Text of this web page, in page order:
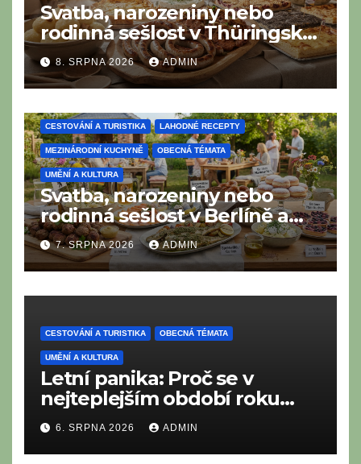
Svatba, narozeniny nebo
rodinná sešlost v Thüringsku:
Co nesmí chybět na
tradičním thüringském
bufetu?
8. SRPNA 2026 ADMIN
CESTOVÁNÍ A TURISTIKA LAHODNÉ RECEPTY
MEZINÁRODNÍ KUCHYNĚ OBECNÁ TÉMATA
UMĚNÍ A KULTURA
Svatba, narozeniny nebo
rodinná sešlost v Berlíně a
Braniborsku: Co nesmí
chybět na moderním i
tradičním metropolitním
bufetu?
7. SRPNA 2026 ADMIN
CESTOVÁNÍ A TURISTIKA OBECNÁ TÉMATA
UMĚNÍ A KULTURA
Letní panika: Proč se v
nejteplejším období roku
neustále něčeho bojíme?
6. SRPNA 2026 ADMIN